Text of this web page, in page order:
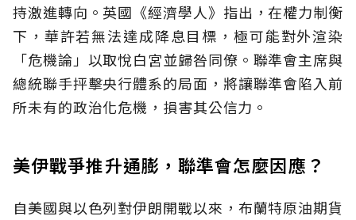
持激進轉向。英國《經濟學人》指出，在權力制衡
下，華許若無法達成降息目標，極可能對外渲染
「危機論」以取悅白宮並歸咎同僚。聯準會主席與
總統聯手抨擊央行體系的局面，將讓聯準會陷入前
所未有的政治化危機，損害其公信力。
美伊戰爭推升通膨，聯準會怎麼因應？
自美國與以色列對伊朗開戰以來，布蘭特原油期貨